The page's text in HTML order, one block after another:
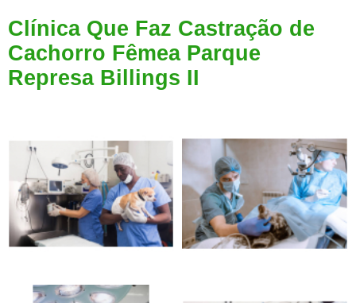
Clínica Que Faz Castração de
Cachorro Fêmea Parque
Represa Billings II